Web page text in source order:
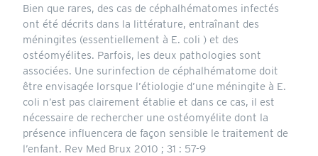
Bien que rares, des cas de céphalhématomes infectés
ont été décrits dans la littérature, entraînant des
méningites (essentiellement à E. coli ) et des
ostéomyélites. Parfois, les deux pathologies sont
associées. Une surinfection de céphalhématome doit
être envisagée lorsque l’étiologie d’une méningite à E.
coli n’est pas clairement établie et dans ce cas, il est
nécessaire de rechercher une ostéomyélite dont la
présence influencera de façon sensible le traitement de
l’enfant. Rev Med Brux 2010 ; 31 : 57-9